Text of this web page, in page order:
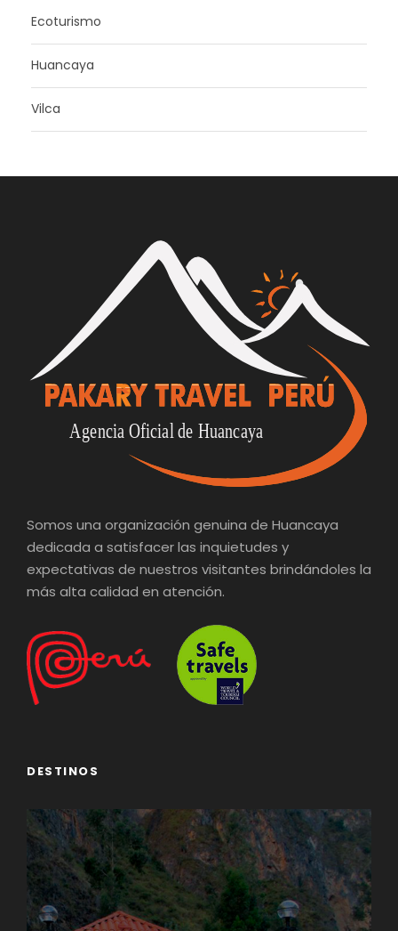
Ecoturismo
Huancaya
Vilca
Somos una organización genuina de Huancaya
dedicada a satisfacer las inquietudes y
expectativas de nuestros visitantes brindándoles la
más alta calidad en atención.
DESTINOS